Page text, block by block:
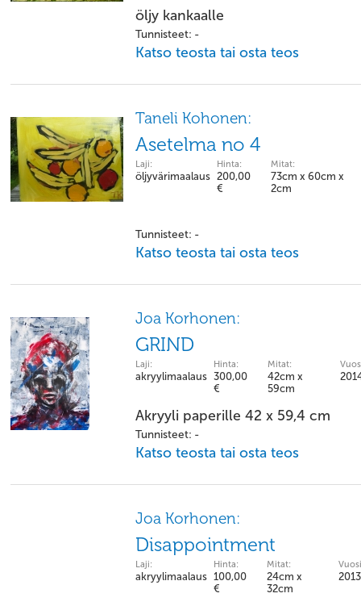
öljy kankaalle
Tunnisteet: -
Katso teosta tai osta teos
Taneli Kohonen:
Asetelma no 4
Laji:
öljyvärimaalaus
Hinta:
200,00
€
Mitat:
73cm x 60cm x
2cm
Tunnisteet: -
Katso teosta tai osta teos
Joa Korhonen:
GRIND
Laji:
akryylimaalaus
Hinta:
300,00
€
Mitat:
42cm x
59cm
Akryyli paperille 42 x 59,4 cm
Tunnisteet: -
Katso teosta tai osta teos
Joa Korhonen:
Disappointment
Laji:
akryylimaalaus
Hinta:
100,00
€
Mitat:
24cm x
32cm
2013